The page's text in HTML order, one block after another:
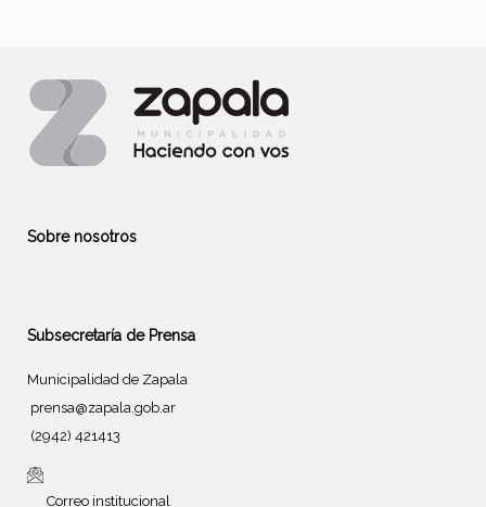
Sobre nosotros
Subsecretaría de Prensa
Municipalidad de Zapala
prensa@zapala.gob.ar
(2942) 421413
Correo institucional